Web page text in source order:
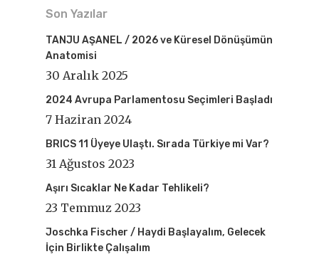
Son Yazılar
TANJU AŞANEL / 2026 ve Küresel Dönüşümün
Anatomisi
30 Aralık 2025
2024 Avrupa Parlamentosu Seçimleri Başladı
7 Haziran 2024
BRICS 11 Üyeye Ulaştı. Sırada Türkiye mi Var?
31 Ağustos 2023
Aşırı Sıcaklar Ne Kadar Tehlikeli?
23 Temmuz 2023
Joschka Fischer / Haydi Başlayalım, Gelecek
İçin Birlikte Çalışalım